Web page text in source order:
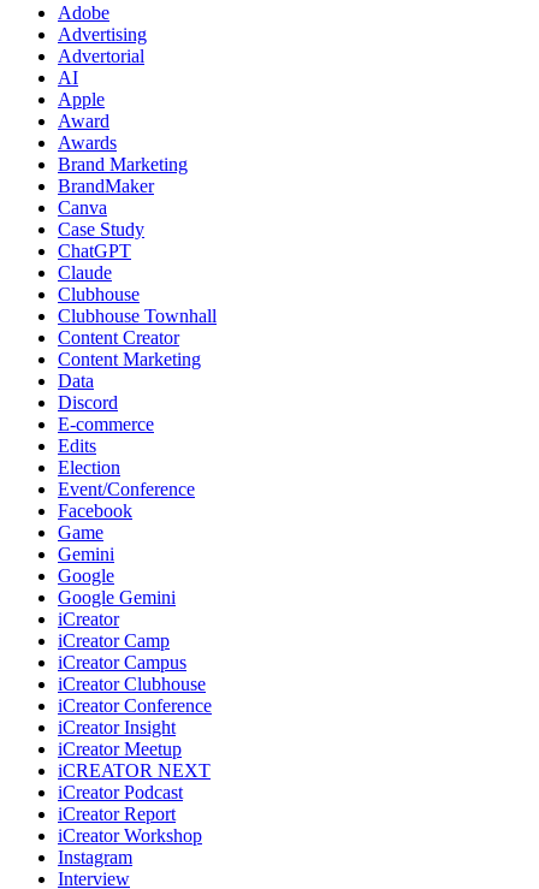
Adobe
Advertising
Advertorial
AI
Apple
Award
Awards
Brand Marketing
BrandMaker
Canva
Case Study
ChatGPT
Claude
Clubhouse
Clubhouse Townhall
Content Creator
Content Marketing
Data
Discord
E-commerce
Edits
Election
Event/Conference
Facebook
Game
Gemini
Google
Google Gemini
iCreator
iCreator Camp
iCreator Campus
iCreator Clubhouse
iCreator Conference
iCreator Insight
iCreator Meetup
iCREATOR NEXT
iCreator Podcast
iCreator Report
iCreator Workshop
Instagram
Interview